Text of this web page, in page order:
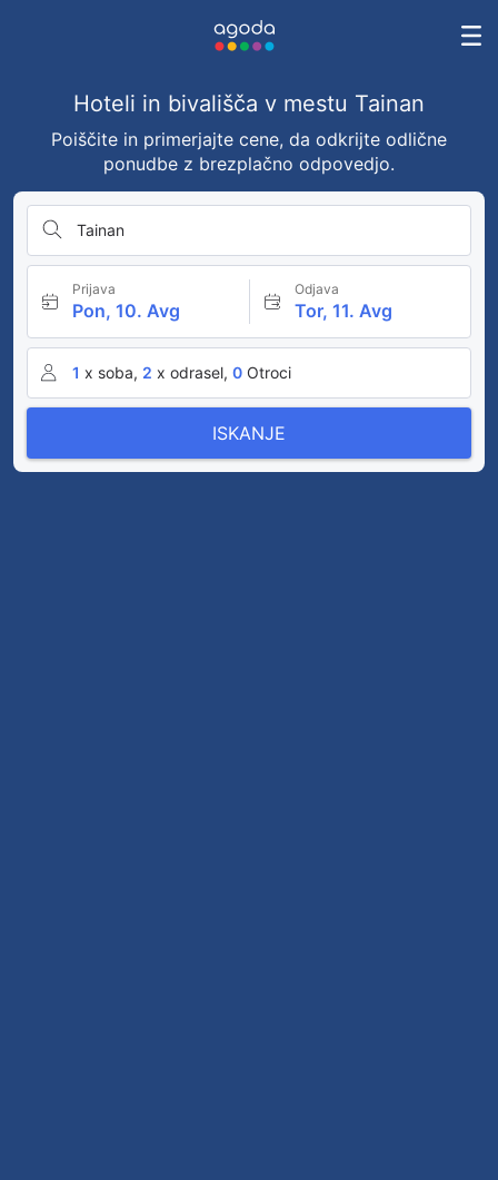
Hoteli in bivališča v mestu Tainan
Poiščite in primerjajte cene, da odkrijte odlične
ponudbe z brezplačno odpovedjo.
Tainan
Prijava
Pon, 10. Avg
Odjava
Tor, 11. Avg
1 x soba, 2 x odrasel, 0 Otroci
ISKANJE